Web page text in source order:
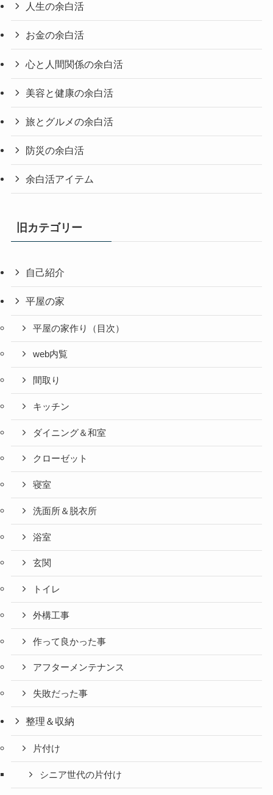
人生の余白活
お金の余白活
心と人間関係の余白活
美容と健康の余白活
旅とグルメの余白活
防災の余白活
余白活アイテム
旧カテゴリー
自己紹介
平屋の家
平屋の家作り（目次）
web内覧
間取り
キッチン
ダイニング＆和室
クローゼット
寝室
洗面所＆脱衣所
浴室
玄関
トイレ
外構工事
作って良かった事
アフターメンテナンス
失敗だった事
整理＆収納
片付け
シニア世代の片付け